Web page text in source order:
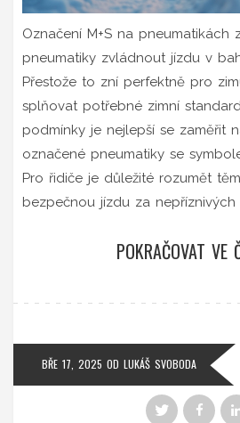
Označení M+S na pneumatikách
pneumatiky zvládnout jízdu v
Přestože to zní perfektně pro
splňovat potřebné zimní
podmínky je nejlepší se zaměřit
označené pneumatiky se
Pro řidiče je důležité rozumět
bezpečnou jízdu za nepříznivých
POKRAČOVAT VE
BŘE 17, 2025 OD LUKÁŠ SVOBODA